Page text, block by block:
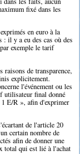
fixé dans les
en euro à la
: il y a eu des cas où des
exemple le tarif
de transparence,
explicitement.
l'événement ou les
utilisateur final donné
1 E/R », afin d'exprimer
de l'article 20
certain nombre de
afin de donner une
total qui est lié à l'achat